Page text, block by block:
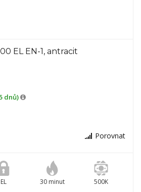
EL EN-1, antracit
dnů)
Porovnat
EL 30 minut 500K